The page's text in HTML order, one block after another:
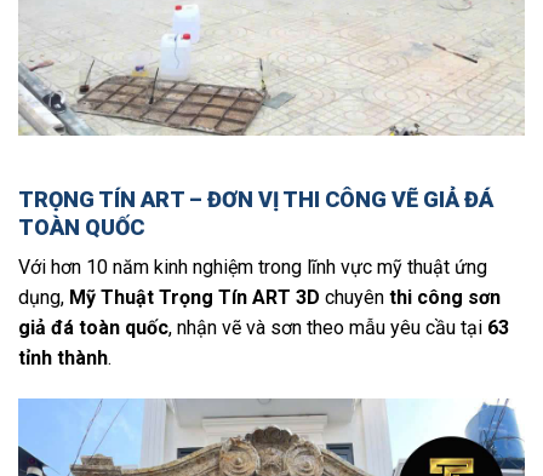
TRỌNG TÍN ART – ĐƠN VỊ THI CÔNG VẼ GIẢ ĐÁ
TOÀN QUỐC
Với hơn 10 năm kinh nghiệm trong lĩnh vực mỹ thuật ứng
dụng, Mỹ Thuật Trọng Tín ART 3D chuyên thi công sơn
giả đá toàn quốc, nhận vẽ và sơn theo mẫu yêu cầu tại 63
tỉnh thành.